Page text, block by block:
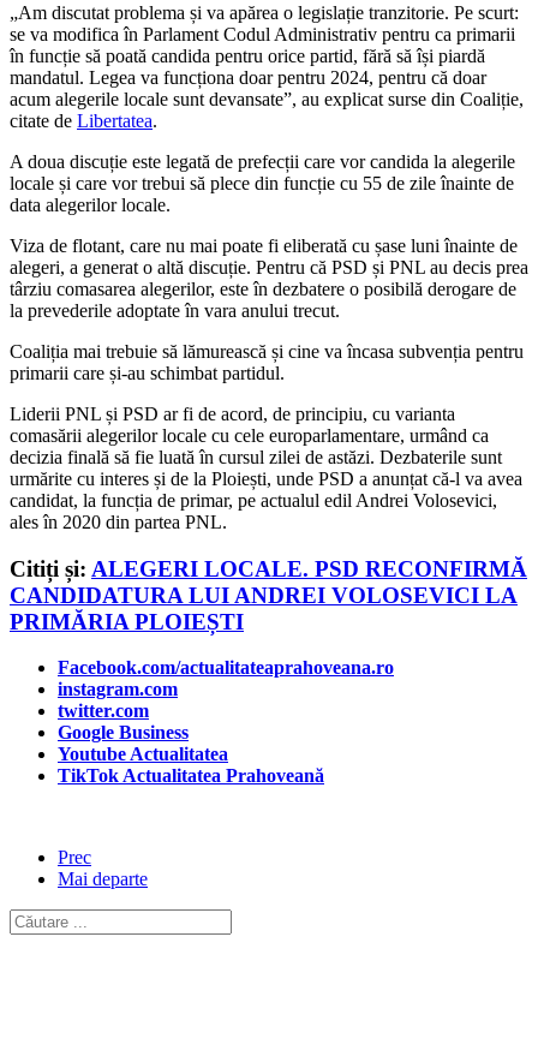
„Am discutat problema și va apărea o legislație tranzitorie. Pe scurt:
se va modifica în Parlament Codul Administrativ pentru ca primarii
în funcție să poată candida pentru orice partid, fără să își piardă
mandatul. Legea va funcționa doar pentru 2024, pentru că doar
acum alegerile locale sunt devansate”, au explicat surse din Coaliție,
citate de Libertatea.
A doua discuție este legată de prefecții care vor candida la alegerile
locale și care vor trebui să plece din funcție cu 55 de zile înainte de
data alegerilor locale.
Viza de flotant, care nu mai poate fi eliberată cu șase luni înainte de
alegeri, a generat o altă discuție. Pentru că PSD și PNL au decis prea
târziu comasarea alegerilor, este în dezbatere o posibilă derogare de
la prevederile adoptate în vara anului trecut.
Coaliția mai trebuie să lămurească și cine va încasa subvenția pentru
primarii care și-au schimbat partidul.
Liderii PNL și PSD ar fi de acord, de principiu, cu varianta
comasării alegerilor locale cu cele europarlamentare, urmând ca
decizia finală să fie luată în cursul zilei de astăzi. Dezbaterile sunt
urmărite cu interes și de la Ploiești, unde PSD a anunțat că-l va avea
candidat, la funcția de primar, pe actualul edil Andrei Volosevici,
ales în 2020 din partea PNL.
Citiți și: ALEGERI LOCALE. PSD RECONFIRMĂ
CANDIDATURA LUI ANDREI VOLOSEVICI LA
PRIMĂRIA PLOIEȘTI
Facebook.com/actualitateaprahoveana.ro
instagram.com
twitter.com
Google Business
Youtube Actualitatea
TikTok Actualitatea Prahoveană
Prec
Mai departe